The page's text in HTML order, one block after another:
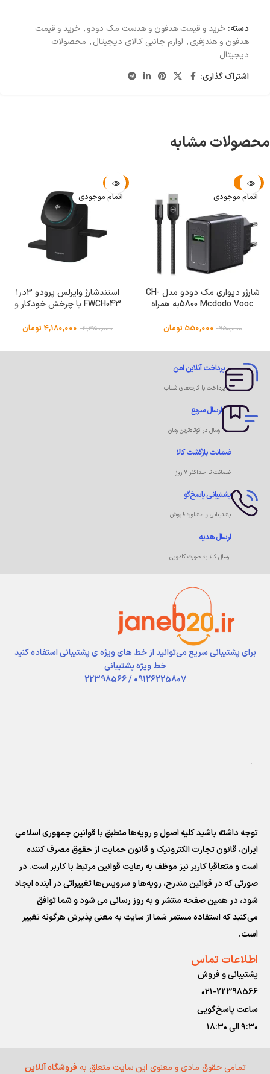
دسته: خرید و قیمت هدفون و هدست مک دودو, خرید و قیمت
هدفون و هندزفری, لوازم جانبی کالای دیجیتال, محصولات
دیجیتال
اشتراک گذاری:
محصولات مشابه
-42%
اتمام موجودی
شارژر دیواری مک دودو مدل CH-
5800 Mcdodo Voocبه همراه
950,000
550,000 تومان
-4%
اتمام موجودی
استندشارژ وایرلس پرودو ۳در۱
FWCH043 با چرخش خودکار و
4,350,000
4,180,000 تومان
پرداخت آنلاین امن
پرداخت با کارت‌های شتاب
ارسال سریع
ارسال در کوتاه‌ترین زمان
ضمانت بازگشت کالا
ضمانت تا حداکثر ۷ روز
پشتیبانی پاسخ‌گو
پشتیبانی و مشاوره فروش
ارسال هدیه
ارسال کالا به صورت کادویی
برای پشتیبانی سریع می‌توانید از خط های ویژه ی پشتیبانی استفاده کنید
خط ویژه پشتیبانی
09126225807 / 22398566
توجه داشته باشید کلیه اصول و رویه‏‌ها منطبق با قوانین جمهوری اسلامی
ایران، قانون تجارت الکترونیک و قانون حمایت از حقوق مصرف کننده
است و متعاقبا کاربر نیز موظف به رعایت قوانین مرتبط با کاربر است. در
صورتی که در قوانین مندرج، رویه‏‌ها و سرویس‏‌ها تغییراتی در آینده ایجاد
شود، در همین صفحه منتشر و به روز رسانی می شود و شما توافق
می‏‌کنید که استفاده مستمر شما از سایت به معنی پذیرش هرگونه تغییر
است.
اطلاعات تماس
پشتیبانی و فروش
۰۲۱-22398566
ساعت پاسخ‌گویی
۹:۳۰ الی ۱۸:۳۰
تمامی حقوق مادی و معنوی این سایت متعلق به فروشگاه آنلاین